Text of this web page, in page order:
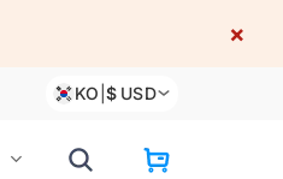
×
KO |$ USD